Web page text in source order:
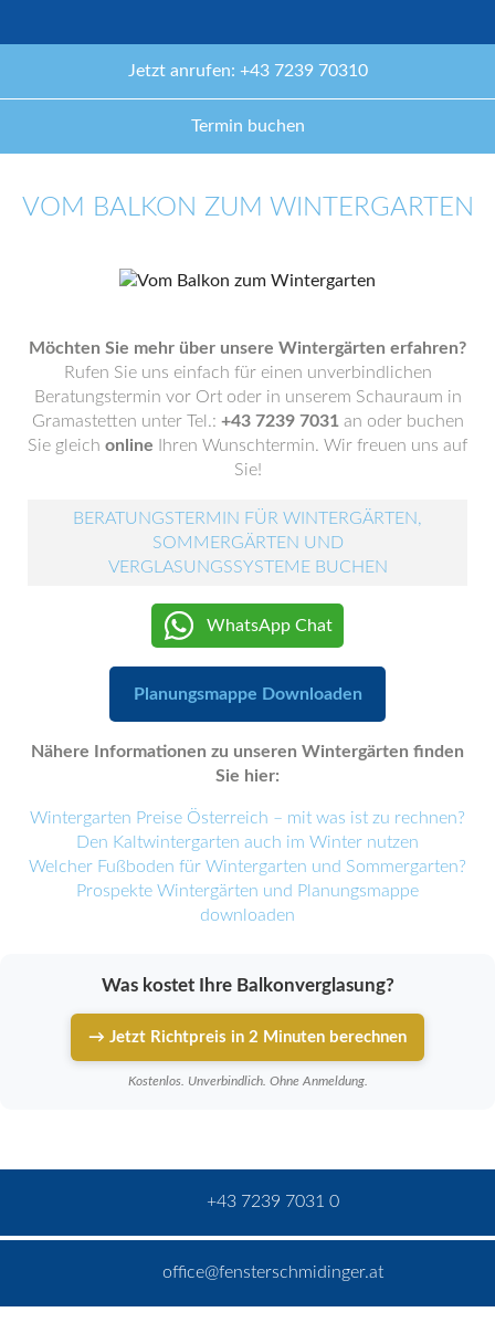
Jetzt anrufen: +43 7239 70310
Termin buchen
VOM BALKON ZUM WINTERGARTEN
Möchten Sie mehr über unsere Wintergärten erfahren?
Rufen Sie uns einfach für einen unverbindlichen
Beratungstermin vor Ort oder in unserem Schauraum in
Gramastetten unter Tel.: +43 7239 7031 an oder buchen
Sie gleich online Ihren Wunschtermin. Wir freuen uns auf
Sie!
BERATUNGSTERMIN FÜR WINTERGÄRTEN,
SOMMERGÄRTEN UND
VERGLASUNGSSYSTEME BUCHEN
WhatsApp Chat
Planungsmappe Downloaden
Nähere Informationen zu unseren Wintergärten finden
Sie hier:
Wintergarten Preise Österreich – mit was ist zu rechnen?
Den Kaltwintergarten auch im Winter nutzen
Welcher Fußboden für Wintergarten und Sommergarten?
Prospekte Wintergärten und Planungsmappe
downloaden
Was kostet Ihre Balkonverglasung?
→ Jetzt Richtpreis in 2 Minuten berechnen
Kostenlos. Unverbindlich. Ohne Anmeldung.
+43 7239 7031 0
office@fensterschmidinger.at